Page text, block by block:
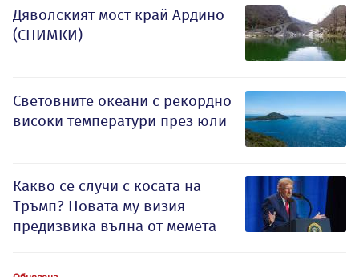
Дяволският мост край Ардино
(СНИМКИ)
Световните океани с рекордно
високи температури през юли
Какво се случи с косата на
Тръмп? Новата му визия
предизвика вълна от мемета